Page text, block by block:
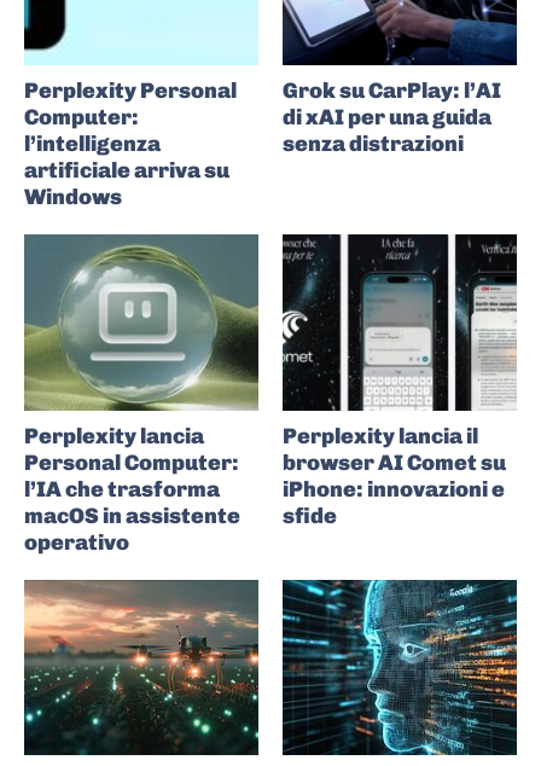
Perplexity Personal
Computer:
l’intelligenza
artificiale arriva su
Windows
Grok su CarPlay: l’AI
di xAI per una guida
senza distrazioni
Perplexity lancia
Personal Computer:
l’IA che trasforma
macOS in assistente
operativo
Perplexity lancia il
browser AI Comet su
iPhone: innovazioni e
sfide